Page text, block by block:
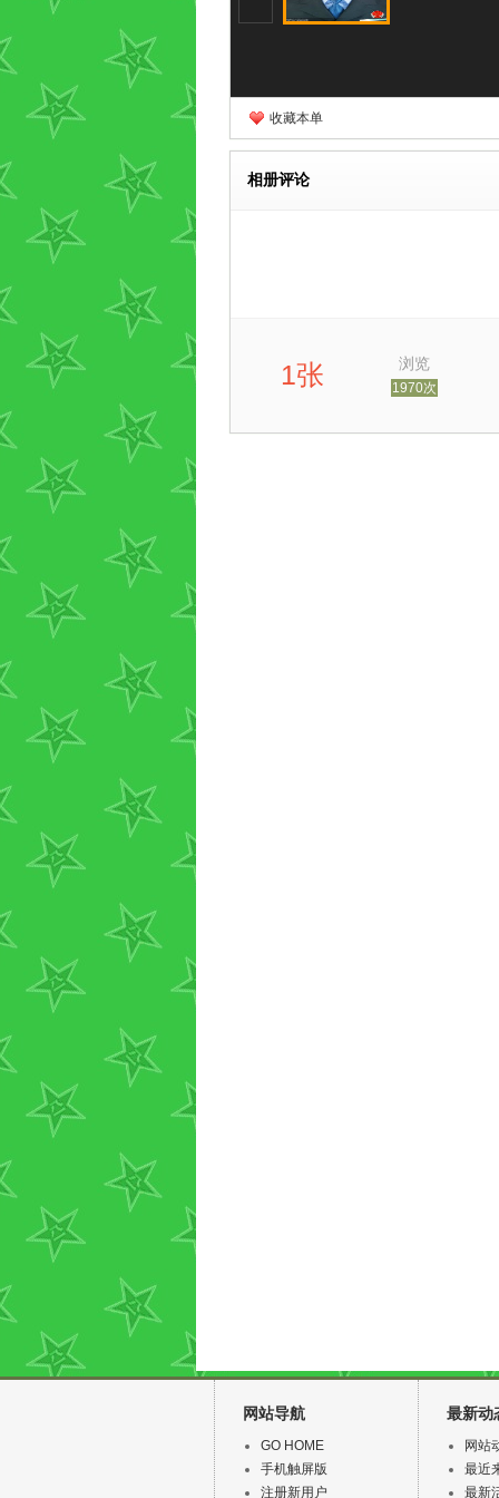
收藏本单
相册评论
1张 浏览
1970次
网站导航
GO HOME
手机触屏版
注册新用户
最新动
网站
最近
最新